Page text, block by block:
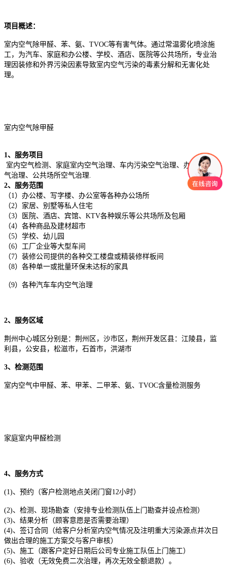
项目概述：
室内空气除甲醛、苯、氨、TVOC等有害气体。通过常温雾化喷涂施
工，为汽车、家庭和办公楼、学校、酒店、医院等公共场所，专业治
理因装修和外界污染因素导致室内空气污染的毒素分解和无害化处
理。
室内空气除甲醛
1、服务项目
室内空气检测、家庭室内空气治理、车内污染空气治理、办公场所空
气治理、公共场所空气治理.
2、服务范围
（1）办公楼、写字楼、办公室等各种办公场所
（2）家居、别墅等私人住宅
（3）医院、酒店、宾馆、KTV各种娱乐等公共场所及包厢
（4）各种商品及建材超市
（5）学校、幼儿园
（6）工厂企业等大型车间
（7）装修公司提供的各种交工楼盘或精装修样板间
（8）各种单一或批量环保未达标的家具
（9）各种汽车车内空气治理
2、服务区域
荆州中心城区分别是：荆州区，沙市区，荆州开发区县：江陵县，监
利县，公安县，松滋市，石首市，洪湖市
3、检测范围
室内空气中甲醛、苯、甲苯、二甲苯、氨、TVOC含量检测服务
家庭室内甲醛检测
4、服务方式
(1)、预约（客户检测地点关闭门窗12小时）
(2)、检测、现场勘查（安排专业检测队伍上门勘查并设点检测）
(3)、结果分析（顾客意愿是否需要治理）
(4)、签订合同（给客户分析室内空气情况及注明重大污染源点并次日
做出合理的施工方案交与客户审核）
(5)、施工（跟客户定好日期后公司专业施工队伍上门施工）
(6)、验收（无效免费二次治理，再次无效全额退款）。